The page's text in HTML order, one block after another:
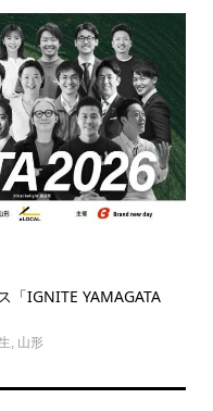
「IGNITE YAMAGATA
, 山形